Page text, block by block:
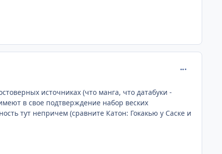
источниках (что манга, что датабуки -
в свое подтверждение набор веских
тут непричем (сравните Катон: Гокакью у Саске и